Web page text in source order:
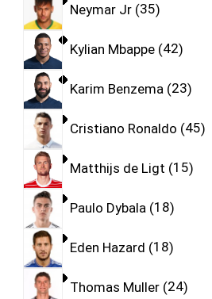
Neymar Jr 35
Kylian Mbappe 42
Karim Benzema 23
Cristiano Ronaldo 45
Matthijs de Ligt 15
Paulo Dybala 18
Eden Hazard 18
Thomas Muller 24